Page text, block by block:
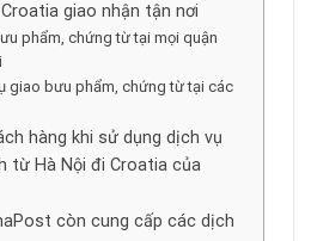
giao nhận tận nơi
phẩm, chứng từ tại mọi quận
giao bưu phẩm, chứng từ tại các
hàng khi sử dụng dịch vụ
từ Hà Nội đi Croatia của
còn cung cấp các dịch